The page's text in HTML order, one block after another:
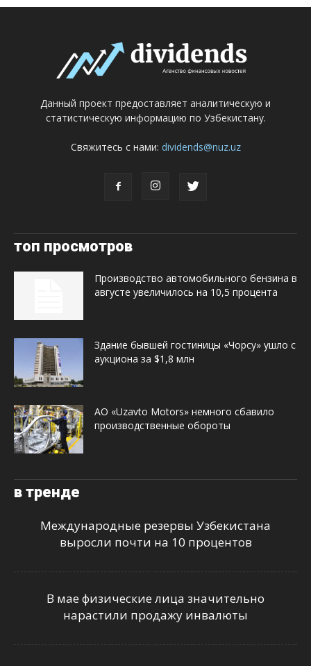
Данный проект предоставляет аналитическую и
статистическую информацию по Узбекистану.
Свяжитесь с нами: dividends@nuz.uz
топ просмотров
Производство автомобильного бензина в
августе увеличилось на 10,5 процента
Здание бывшей гостиницы «Чорсу» ушло с
аукциона за $1,8 млн
АО «Uzavto Motors» немного сбавило
производственные обороты
в тренде
Международные резервы Узбекистана
выросли почти на 10 процентов
В мае физические лица значительно
нарастили продажу инвалюты